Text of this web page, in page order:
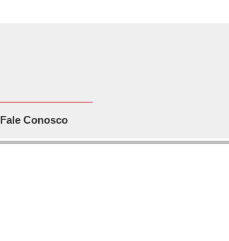
Fale Conosco